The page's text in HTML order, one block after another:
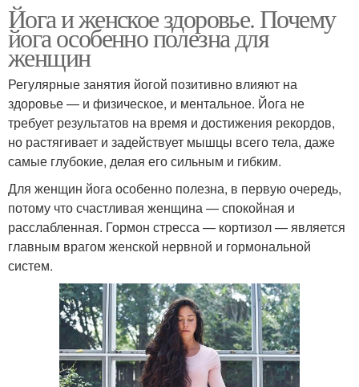
Йога и женское здоровье. Почему
йога особенно полезна для
женщин
Регулярные занятия йогой позитивно влияют на
здоровье — и физическое, и ментальное. Йога не
требует результатов на время и достижения рекордов,
но растягивает и задействует мышцы всего тела, даже
самые глубокие, делая его сильным и гибким.
Для женщин йога особенно полезна, в первую очередь,
потому что счастливая женщина — спокойная и
расслабленная. Гормон стресса — кортизол — является
главным врагом женской нервной и гормональной
систем.